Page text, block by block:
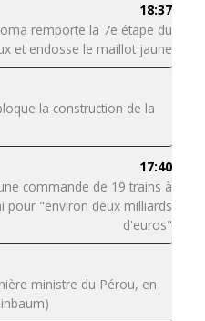
18:37
remporte la 7e étape du
et endosse le maillot jaune
la construction de la
17:40
commande de 19 trains à
pour "environ deux milliards
d'euros"
ministre du Pérou, en